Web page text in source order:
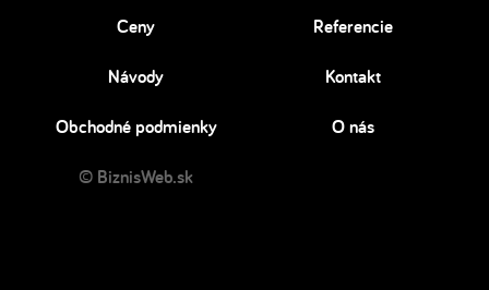
Ceny Referencie
Návody Kontakt
Obchodné podmienky O nás
© BiznisWeb.sk